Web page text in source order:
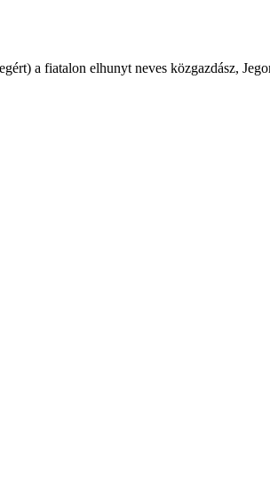
a fiatalon elhunyt neves közgazdász,